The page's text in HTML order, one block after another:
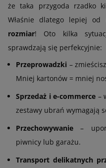
że taka przygoda rzadko
Właśnie dlatego lepiej
rozmiar! Oto kilka
sprawdzają się perfekcyjnie:
Przeprowadzki –
Mniej kartonów = mniej
Sprzedaż i e-commerce –
zestawy ubrań wymagają
Przechowywanie –
piwnicy lub garażu.
Transport delikatnych